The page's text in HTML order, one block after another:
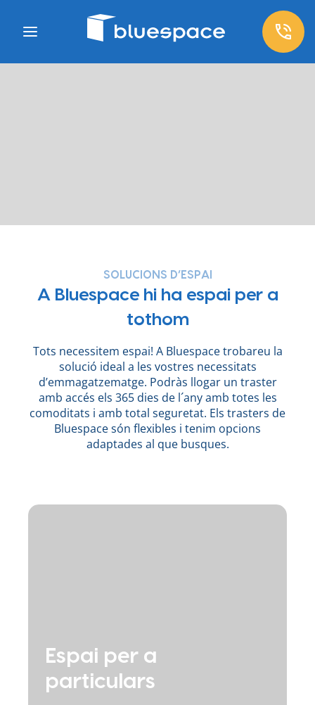
SOLUCIONS D’ESPAI
A Bluespace hi ha espai per a
tothom
Tots necessitem espai! A Bluespace trobareu la
solució ideal a les vostres necessitats
d’emmagatzematge. Podràs llogar un traster
amb accés els 365 dies de l´any amb totes les
comoditats i amb total seguretat. Els trasters de
Bluespace són flexibles i tenim opcions
adaptades al que busques.
Espai per a
particulars